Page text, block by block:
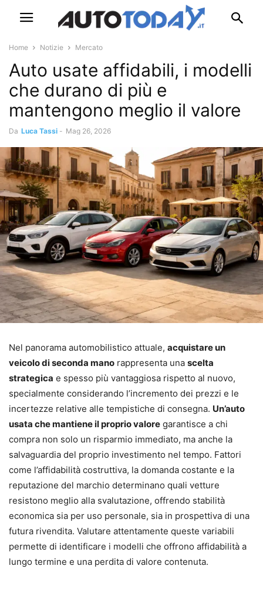
Home Notizie Mercato
Auto usate affidabili, i modelli
che durano di più e
mantengono meglio il valore
Da Luca Tassi - Mag 26, 2026
Nel panorama automobilistico attuale, acquistare un
veicolo di seconda mano rappresenta una scelta
strategica e spesso più vantaggiosa rispetto al nuovo,
specialmente considerando l’incremento dei prezzi e le
incertezze relative alle tempistiche di consegna. Un’auto
usata che mantiene il proprio valore garantisce a chi
compra non solo un risparmio immediato, ma anche la
salvaguardia del proprio investimento nel tempo. Fattori
come l’affidabilità costruttiva, la domanda costante e la
reputazione del marchio determinano quali vetture
resistono meglio alla svalutazione, offrendo stabilità
economica sia per uso personale, sia in prospettiva di una
futura rivendita. Valutare attentamente queste variabili
permette di identificare i modelli che offrono affidabilità a
lungo termine e una perdita di valore contenuta.